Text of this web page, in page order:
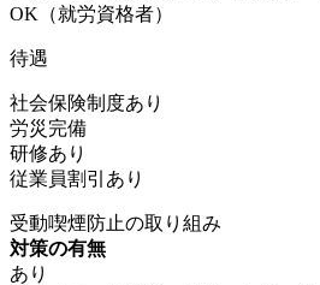
OK（就労資格者）
待遇
社会保険制度あり
労災完備
研修あり
従業員割引あり
受動喫煙防止の取り組み
対策の有無
あり